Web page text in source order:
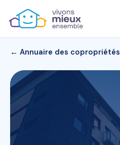
← Annuaire des copropriétés